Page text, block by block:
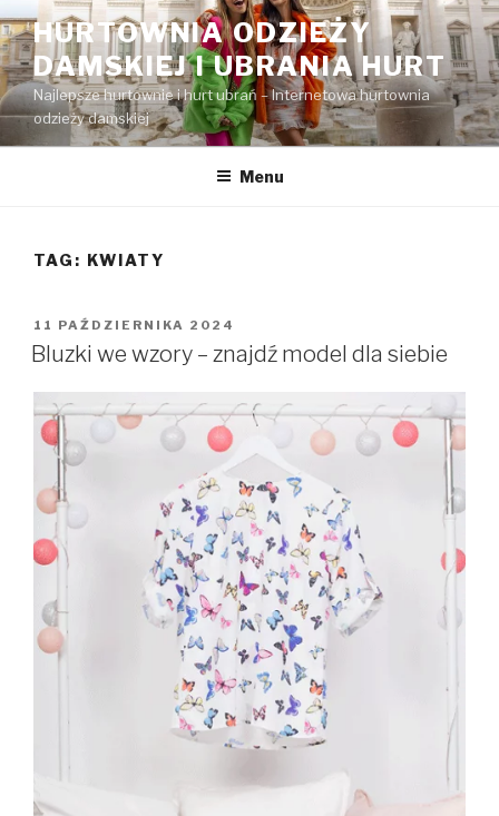
Przejdź
do
treści
HURTOWNIA ODZIEŻY
DAMSKIEJ I UBRANIA HURT
Najlepsze hurtownie i hurt ubrań – Internetowa hurtownia
odzieży damskiej
Menu
TAG: KWIATY
OPUBLIKOWANE
W
11 PAŹDZIERNIKA 2024
Bluzki we wzory – znajdź model dla siebie